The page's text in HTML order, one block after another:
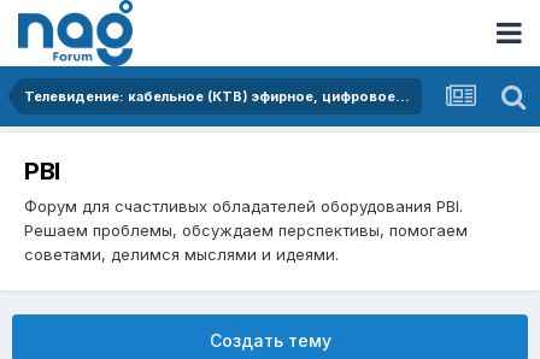
Телевидение: кабельное (КТВ) эфирное, цифровое (DVB), IPTV и OTT
PBI
Форум для счастливых обладателей оборудования PBI.
Решаем проблемы, обсуждаем перспективы, помогаем
советами, делимся мыслями и идеями.
Создать тему